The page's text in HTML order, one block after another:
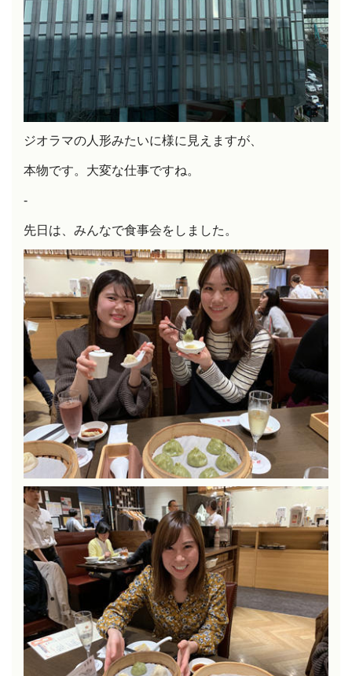
ジオラマの人形みたいに様に見えますが、
本物です。大変な仕事ですね。
-
先日は、みんなで食事会をしました。